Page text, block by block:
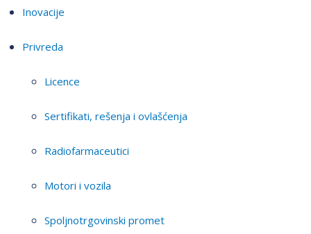
Inovacije
Privreda
Licence
Sertifikati, rešenja i ovlašćenja
Radiofarmaceutici
Motori i vozila
Spoljnotrgovinski promet